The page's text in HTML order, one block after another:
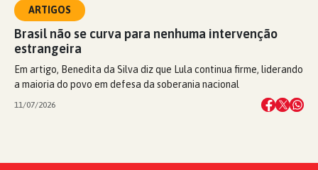
ARTIGOS
Brasil não se curva para nenhuma intervenção
estrangeira
Em artigo, Benedita da Silva diz que Lula continua firme, liderando
a maioria do povo em defesa da soberania nacional
11/07/2026